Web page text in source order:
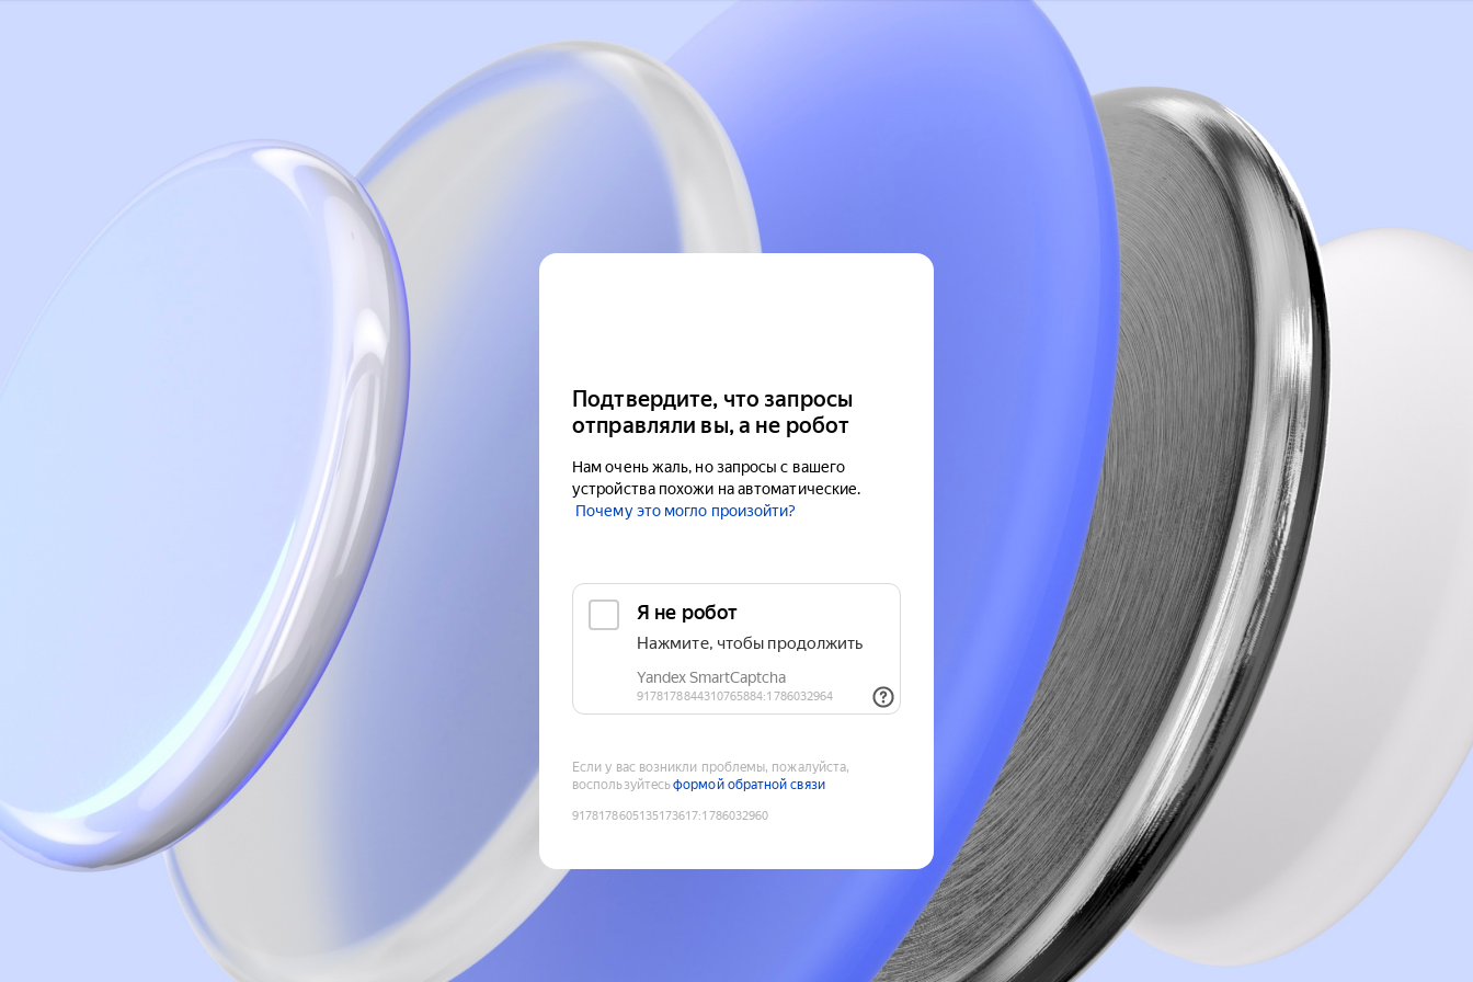
Подтвердите, что запросы
отправляли вы, а не робот
Нам очень жаль, но запросы с вашего
устройства похожи на автоматические.
Почему это могло произойти?
Если у вас возникли проблемы, пожалуйста,
воспользуйтесьформой обратной связи
9178178605135173617:1786032960